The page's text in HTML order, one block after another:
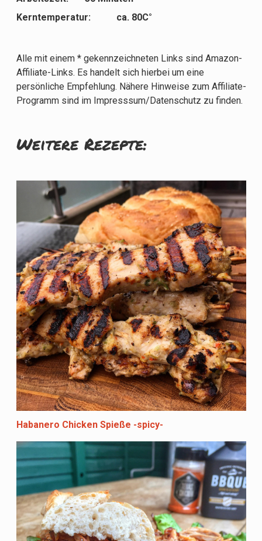
Kerntemperatur: ca. 80C°
Alle mit einem * gekennzeichneten Links sind Amazon-
Affiliate-Links. Es handelt sich hierbei um eine
persönliche Empfehlung. Nähere Hinweise zum Affiliate-
Programm sind im Impresssum/Datenschutz zu finden.
Weitere Rezepte:
Habanero Chicken Spieße -spicy-